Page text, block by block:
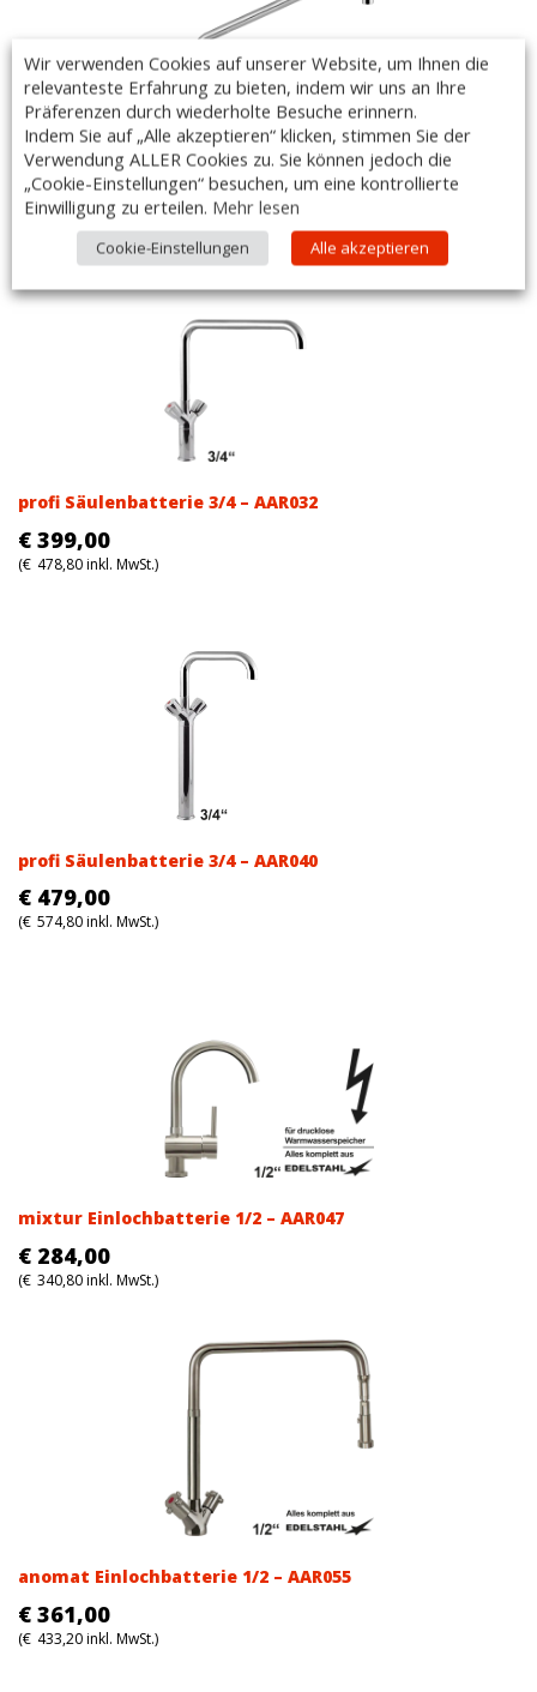
profi Einlochbatterie 3/4 – AAR024
€ 287,00
€ 344,40inkl. MwSt.)
profi Säulenbatterie 3/4 – AAR032
€ 399,00
(€ 478,80inkl. MwSt.)
profi Säulenbatterie 3/4 – AAR040
€ 479,00
(€ 574,80inkl. MwSt.)
mixtur Einlochbatterie 1/2 – AAR047
€ 284,00
(€ 340,80inkl. MwSt.)
anomat Einlochbatterie 1/2 – AAR055
€ 361,00
(€ 433,20inkl. MwSt.)
Wir verwenden Cookies auf unserer Website, um Ihnen die
relevanteste Erfahrung zu bieten, indem wir uns an Ihre
Präferenzen durch wiederholte Besuche erinnern.
Indem Sie auf „Alle akzeptieren“ klicken, stimmen Sie der
Verwendung ALLER Cookies zu. Sie können jedoch die
„Cookie-Einstellungen“ besuchen, um eine kontrollierte
Einwilligung zu erteilen. Mehr lesen
Cookie-Einstellungen Alle akzeptieren